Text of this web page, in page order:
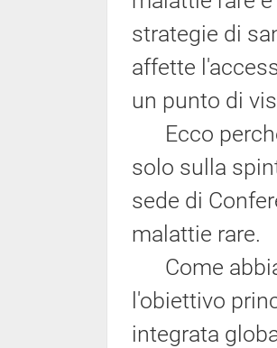
strategie di
affette
un punto di
Ecco perché
solo sulla
sede di
malattie rare.
Come
l'obiettivo
integrata